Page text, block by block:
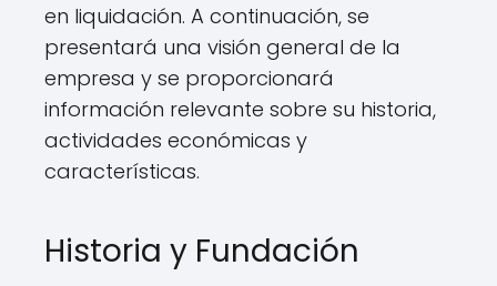
en liquidación. A continuación, se
presentará una visión general de la
empresa y se proporcionará
información relevante sobre su historia,
actividades económicas y
características.
Historia y Fundación